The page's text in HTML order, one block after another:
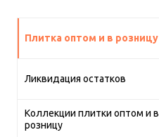
Плитка оптом и в розницу
Ликвидация остатков
Коллекции плитки оптом и в
розницу